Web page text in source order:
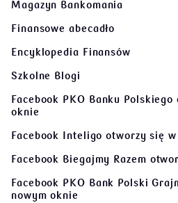
Magazyn Bankomania
Finansowe abecadło
Encyklopedia Finansów
Szkolne Blogi
Facebook PKO Banku Polskiego
oknie
Facebook Inteligo otworzy się
Facebook Biegajmy Razem
Facebook PKO Bank Polski
nowym oknie